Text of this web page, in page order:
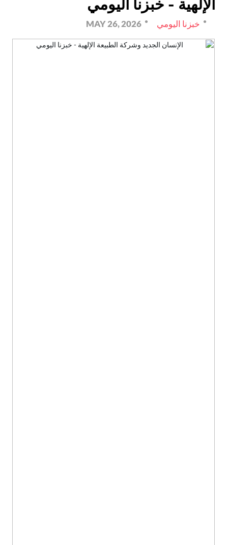
الإلهية - خبزنا اليومي
خبزنا اليومي MAY 26, 2026